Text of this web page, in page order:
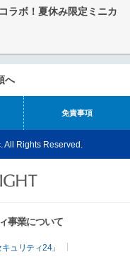
ラボ！夏休み限定ミニカ
へ
免責事項
All Rights Reserved.
事業について
ュリティ24」